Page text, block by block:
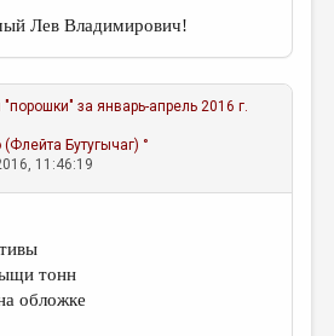
Лев Владимирович!
за январь-апрель 2016 г.
Бутугычаг) °
11:46:19
тонн
обложке